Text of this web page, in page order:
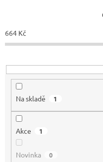
o
d
k
t
664 Kč
Na skladě 1
Akce 1
Novinka 0